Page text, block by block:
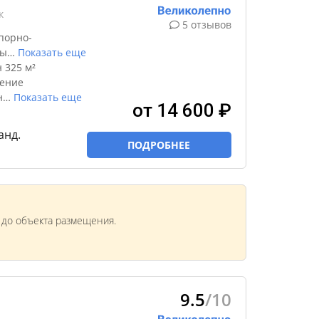
… Показать еще
м²
… Показать еще
5 отзывов
от 14 600 ₽
ПОДРОБНЕЕ
объекта размещения.
9.5/10